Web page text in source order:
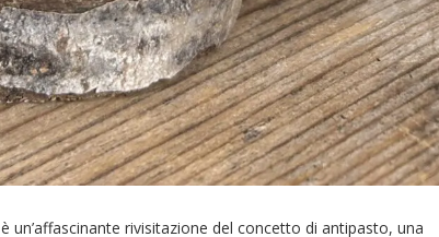
è un’affascinante rivisitazione del concetto di antipasto, una